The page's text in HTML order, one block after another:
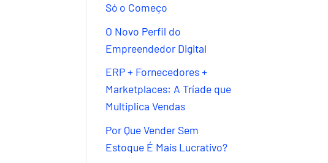
Só o Começo
O Novo Perfil do
Empreendedor Digital
ERP + Fornecedores +
Marketplaces: A Tríade que
Multiplica Vendas
Por Que Vender Sem
Estoque É Mais Lucrativo?